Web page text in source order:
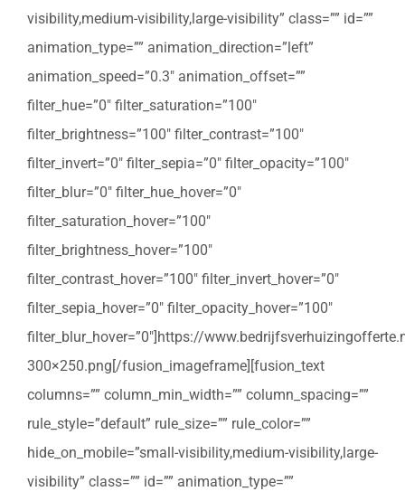
visibility,medium-visibility,large-visibility” class=”” id=””
animation_type=”” animation_direction=”left”
animation_speed=”0.3″ animation_offset=””
filter_hue=”0″ filter_saturation=”100″
filter_brightness=”100″ filter_contrast=”100″
filter_invert=”0″ filter_sepia=”0″ filter_opacity=”100″
filter_blur=”0″ filter_hue_hover=”0″
filter_saturation_hover=”100″
filter_brightness_hover=”100″
filter_contrast_hover=”100″ filter_invert_hover=”0″
filter_sepia_hover=”0″ filter_opacity_hover=”100″
filter_blur_hover=”0″]https://
300×250.png[/fusion_imageframe][fusion_text
columns=”” column_min_width=”” column_spacing=””
rule_style=”default” rule_size=”” rule_color=””
hide_on_mobile=”small-visibility,medium-visibility,large-
visibility” class=”” id=”” animation_type=””